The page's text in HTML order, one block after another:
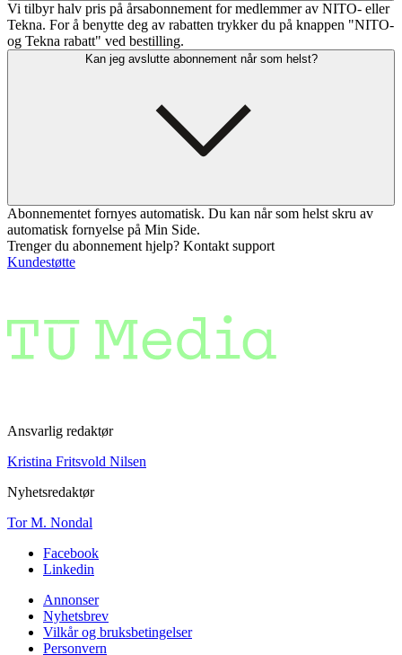
Vi tilbyr halv pris på årsabonnement for medlemmer av NITO- eller
Tekna. For å benytte deg av rabatten trykker du på knappen "NITO-
og Tekna rabatt" ved bestilling.
Kan jeg avslutte abonnement når som helst?
Abonnementet fornyes automatisk. Du kan når som helst skru av
automatisk fornyelse på Min Side.
Trenger du abonnement hjelp? Kontakt support
Kundestøtte
Ansvarlig redaktør
Kristina Fritsvold Nilsen
Nyhetsredaktør
Tor M. Nondal
Facebook
Linkedin
Annonser
Nyhetsbrev
Vilkår og bruksbetingelser
Personvern